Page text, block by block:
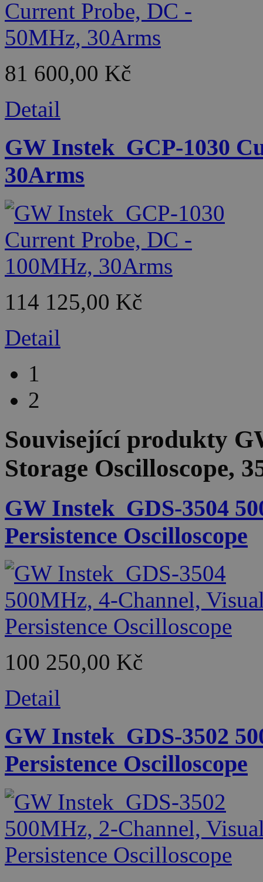
81 600,00 Kč
Detail
GW Instek_GCP-1030
30Arms
114 125,00 Kč
Detail
1
2
Související produkty
Storage Oscilloscope,
GW Instek_GDS-3504
Persistence Oscilloscope
100 250,00 Kč
Detail
GW Instek_GDS-3502
Persistence Oscilloscope